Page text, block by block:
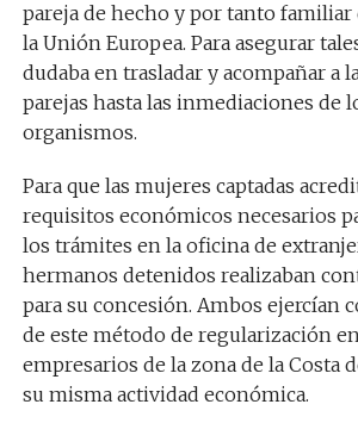
pareja de hecho y por tanto familiar
la Unión Europea. Para asegurar
dudaba en trasladar y acompañar a
parejas hasta las inmediaciones de
organismos.
Para que las mujeres captadas
requisitos económicos necesarios
los trámites en la oficina de
hermanos detenidos realizaban
para su concesión. Ambos ejercían
de este método de regularización
empresarios de la zona de la Costa
su misma actividad económica.